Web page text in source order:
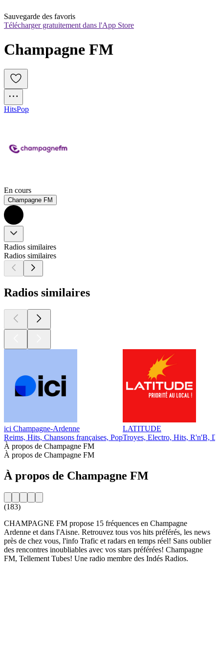
Sauvegarde des favoris
Télécharger gratuitement dans l'App Store
Champagne FM
HitsPop
En cours
Champagne FM
Radios similaires
Radios similaires
Radios similaires
ici Champagne-Ardenne
Reims, Hits, Chansons françaises, Pop
LATITUDE
Troyes, Electro, Hits, R'n'B,
À propos de Champagne FM
À propos de Champagne FM
À propos de Champagne FM
(183)
CHAMPAGNE FM propose 15 fréquences en Champagne
Ardenne et dans l'Aisne. Retrouvez tous vos hits préférés, les news
près de chez vous, l'info Trafic et radars en temps réel! Sans oublier
des rencontres inoubliables avec vos stars préférées! Champagne
FM, Tellement Tubes! Une radio membre des Indés Radios.